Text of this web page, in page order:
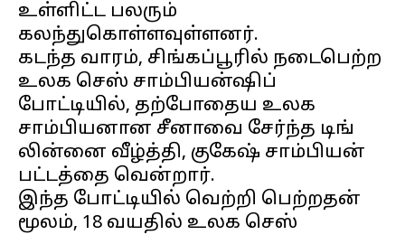
உள்ளிட்ட பலரும்
கலந்துகொள்ளவுள்ளனர்.
கடந்த வாரம், சிங்கப்பூரில் நடைபெற்ற
உலக செஸ் சாம்பியன்ஷிப்
போட்டியில், தற்போதைய உலக
சாம்பியனான சீனாவை சேர்ந்த டிங்
லின்னை வீழ்த்தி, குகேஷ் சாம்பியன்
பட்டத்தை வென்றார்.
இந்த போட்டியில் வெற்றி பெற்றதன்
மூலம், 18 வயதில் உலக செஸ்